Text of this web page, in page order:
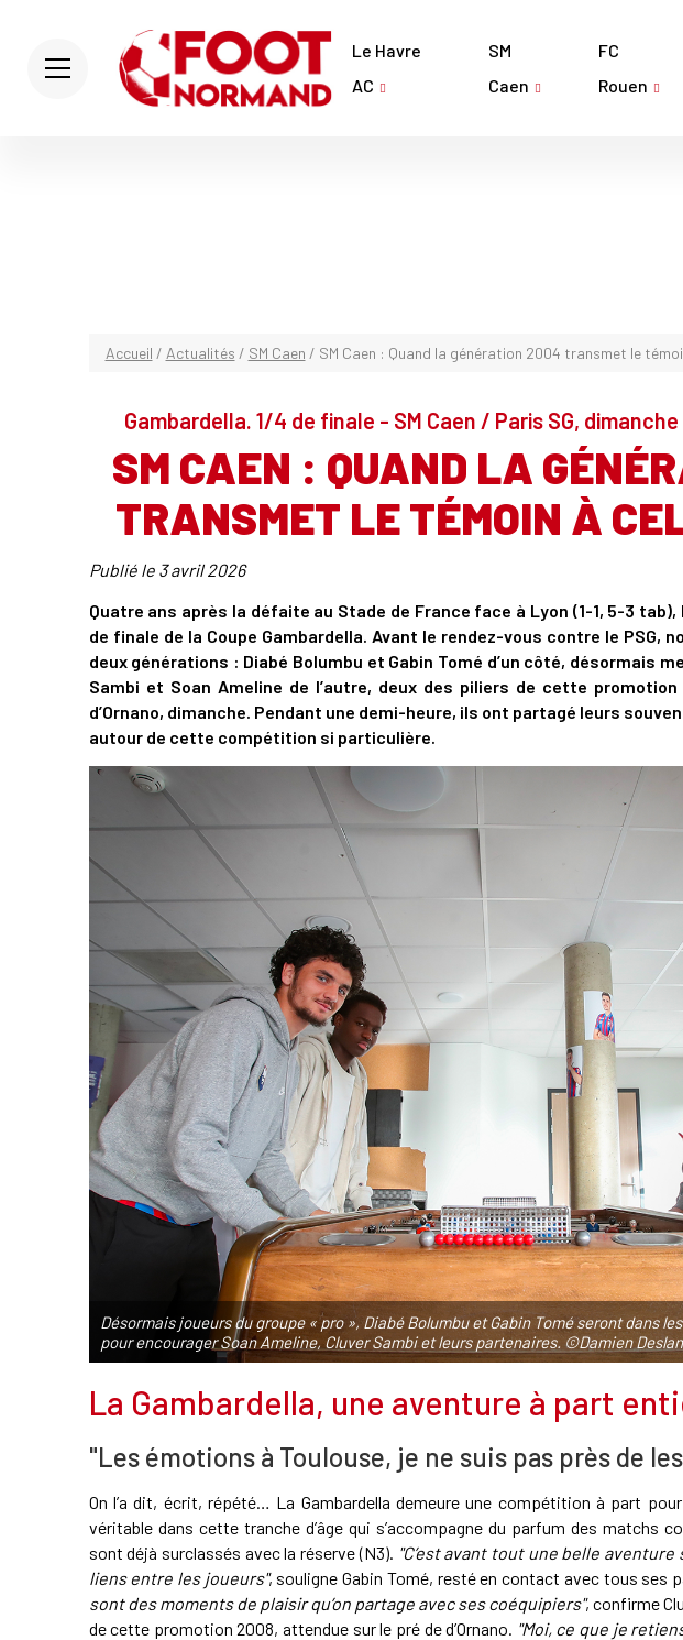
Le Havre
AC
SM
Caen
FC
Rouen
Accueil / Actualités / SM Caen / SM Caen : Quand la génération 2004 transmet le
Gambardella. 1/4 de finale - SM Caen / Paris SG, dimanche
SM CAEN : QUAND LA
TRANSMET LE TÉMOIN À
Publié le 3 avril 2026
Quatre ans après la défaite au Stade de France face à Lyon (1-1, 5-3
de finale de la Coupe Gambardella. Avant le rendez-vous contre le PSG,
deux générations : Diabé Bolumbu et Gabin Tomé d’un côté, désormais
Sambi et Soan Ameline de l’autre, deux des piliers de cette
d’Ornano, dimanche. Pendant une demi-heure, ils ont partagé leurs
autour de cette compétition si particulière.
Désormais joueurs du groupe « pro », Diabé Bolumbu et Gabin Tomé seront dans
pour encourager Soan Ameline, Cluver Sambi et leurs partenaires. ©Damien
La Gambardella, une aventure à part
"Les émotions à Toulouse, je ne suis pas près de
On l’a dit, écrit, répété… La Gambardella demeure une compétition à part
véritable dans cette tranche d’âge qui s’accompagne du parfum des matchs
sont déjà surclassés avec la réserve (N3). "C’est avant tout une belle
liens entre les joueurs", souligne Gabin Tomé, resté en contact avec tous ses
sont des moments de plaisir qu’on partage avec ses coéquipiers", confirme
de cette promotion 2008, attendue sur le pré de d’Ornano. "Moi, ce que je